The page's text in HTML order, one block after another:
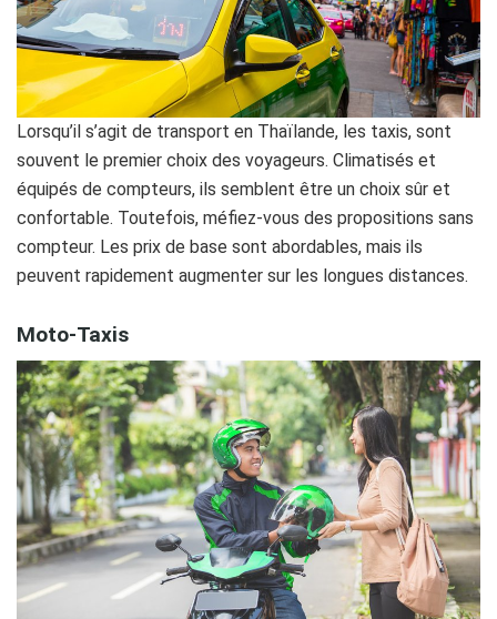
Lorsqu’il s’agit de transport en Thaïlande, les taxis, sont
souvent le premier choix des voyageurs. Climatisés et
équipés de compteurs, ils semblent être un choix sûr et
confortable. Toutefois, méfiez-vous des propositions sans
compteur. Les prix de base sont abordables, mais ils
peuvent rapidement augmenter sur les longues distances.
Moto-Taxis